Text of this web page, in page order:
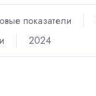
показатели
2024